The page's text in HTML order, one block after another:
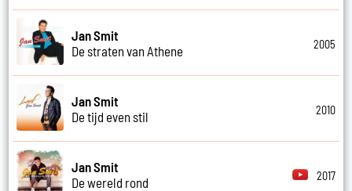
Jan Smit
De straten van Athene
2005
Jan Smit
De tijd even stil
2010
Jan Smit
De wereld rond
2017